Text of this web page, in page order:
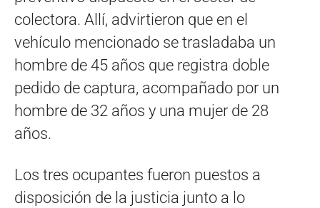
colectora. Allí, advirtieron que en el
vehículo mencionado se trasladaba un
hombre de 45 años que registra doble
pedido de captura, acompañado por un
hombre de 32 años y una mujer de 28
años.
Los tres ocupantes fueron puestos a
disposición de la justicia junto a lo